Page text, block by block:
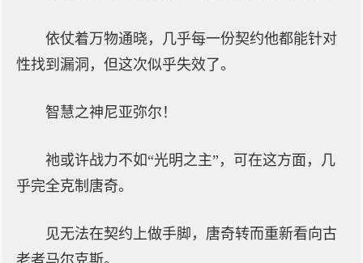
依仗着万物通晓，几乎每一份契约他都能针对
性找到漏洞，但这次似乎失效了。
智慧之神尼亚弥尔！
祂或许战力不如“光明之主”，可在这方面，几
乎完全克制唐奇。
见无法在契约上做手脚，唐奇转而重新看向古
老者马尔克斯。